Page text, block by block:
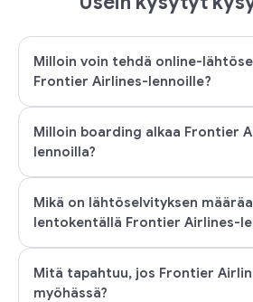
Milloin voin tehdä online-
Frontier Airlines-lennoille?
Milloin boarding alkaa Frontier
lennoilla?
Mikä on lähtöselvityksen
lentokentällä Frontier Airlines-
Mitä tapahtuu, jos Frontier
myöhässä?